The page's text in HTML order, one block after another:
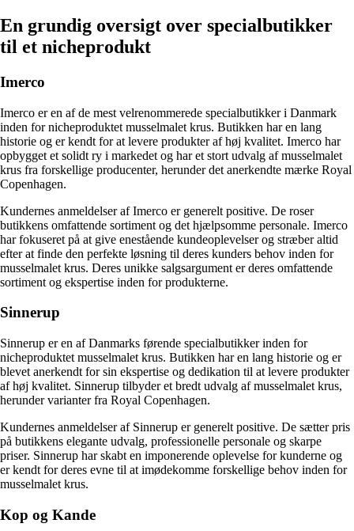
En grundig oversigt over specialbutikker
til et nicheprodukt
Imerco
Imerco er en af de mest velrenommerede specialbutikker i Danmark
inden for nicheproduktet musselmalet krus. Butikken har en lang
historie og er kendt for at levere produkter af høj kvalitet. Imerco har
opbygget et solidt ry i markedet og har et stort udvalg af musselmalet
krus fra forskellige producenter, herunder det anerkendte mærke Royal
Copenhagen.
Kundernes anmeldelser af Imerco er generelt positive. De roser
butikkens omfattende sortiment og det hjælpsomme personale. Imerco
har fokuseret på at give enestående kundeoplevelser og stræber altid
efter at finde den perfekte løsning til deres kunders behov inden for
musselmalet krus. Deres unikke salgsargument er deres omfattende
sortiment og ekspertise inden for produkterne.
Sinnerup
Sinnerup er en af Danmarks førende specialbutikker inden for
nicheproduktet musselmalet krus. Butikken har en lang historie og er
blevet anerkendt for sin ekspertise og dedikation til at levere produkter
af høj kvalitet. Sinnerup tilbyder et bredt udvalg af musselmalet krus,
herunder varianter fra Royal Copenhagen.
Kundernes anmeldelser af Sinnerup er generelt positive. De sætter pris
på butikkens elegante udvalg, professionelle personale og skarpe
priser. Sinnerup har skabt en imponerende oplevelse for kunderne og
er kendt for deres evne til at imødekomme forskellige behov inden for
musselmalet krus.
Kop og Kande